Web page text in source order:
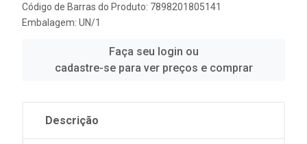
Código de Barras do Produto: 7898201805141
Embalagem: UN/1
Faça seu login ou
cadastre-se para ver preços e comprar
Descrição